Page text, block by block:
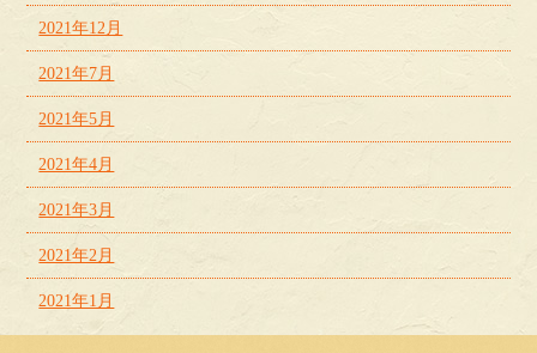
2021年12月
2021年7月
2021年5月
2021年4月
2021年3月
2021年2月
2021年1月